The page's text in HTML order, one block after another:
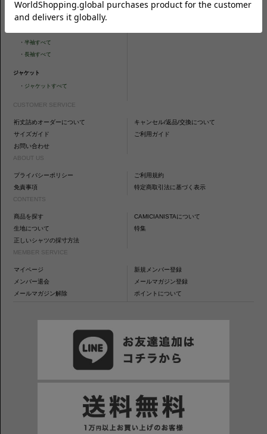
シャツすべて
・半袖すべて
・長袖すべて
ジャケット
・ ジャケットすべて
CUSTOMER SERVICE
裄丈詰めオーダーについて
キャンセル/返品/交換について
サイズガイド
ご利用ガイド
お問い合わせ
ABOUT US
プライバシーポリシー
ご利用規約
免責事項
特定商取引法に基づく表示
CONTENTS
商品を探す
CAMICIANISTAについて
生地について
特集
正しいシャツの採寸方法
MEMBER SERVICE
マイページ
新規メンバー登録
メンバー退会
メールマガジン登録
メールマガジン解除
ポイントについて